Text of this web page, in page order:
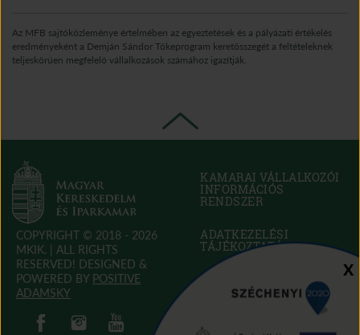
Az MFB sajtóközleménye értelmében az egyeztetések és a pályázati értékelés
eredményeként a Demján Sándor Tőkeprogram keretösszegét a feltételeknek
teljeskörűen megfelelő vállalkozások számához igazítják.
X
COPYRIGHT © 2018 - 2026
MKIK. | ALL RIGHTS
RESERVED! DESIGNED &
POWERED BY POSITIVE
ADAMSKY
NEW
(open in new window) (open in new window) (open in new window) (open in new window)
KAMARAI VÁLLALKOZÓI
INFORMÁCIÓS
RENDSZER(OPEN
NEW
WINDOW)
ADATKEZELÉSI
TÁJÉKOZTATÓ
SÜTI SZABÁLYZAT
AKADÁLYMENTESÍTÉSI
(OPEN